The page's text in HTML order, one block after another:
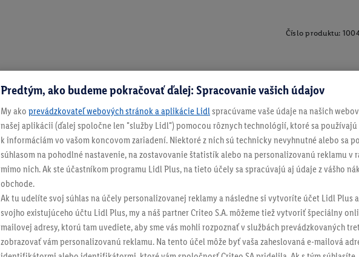
Číslo produktu:
Predtým, ako budeme pokračovať ďalej: Spracovanie vašich údajov
My ako prevádzkovateľ webových stránok a aplikácie Lidl spracúvame vaše údaje na našich
našej aplikácii (ďalej spoločne len "služby Lidl") pomocou rôznych technológií, ktoré sa
k informáciám vo vašom koncovom zariadení. Niektoré z nich sú technicky nevyhnutné alebo sa
súhlasom na pohodlné nastavenie, na zostavovanie štatistík alebo na personalizovanú reklamu v
mimo nich. Ak ste účastníkom programu Lidl Plus, na tieto účely sa spracúvajú aj údaje z vášho
obchode.
Ak tu udelíte svoj súhlas na účely personalizovanej reklamy a následne si vytvoríte účet Lidl Plus
svojho existujúceho účtu Lidl Plus, my a náš partner Criteo S.A. môžeme tiež vytvoriť špeciálny
mailovej adresy, ktorú tam uvediete, aby sme vás mohli rozpoznať v službách prevádzkovaných
zobrazovať vám personalizovanú reklamu. Na tento účel môže byť vaša zaheslovaná e-mailová